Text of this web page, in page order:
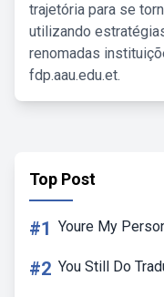
trajetória para se
utilizando
renomadas
fdp.aau.edu.et.
Top Post
#1 Youre My
#2 You Still Do